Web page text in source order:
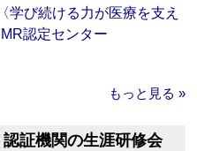
学び続ける力が医療を支え
認定センター
もっと見る »
証機関の生涯研修会